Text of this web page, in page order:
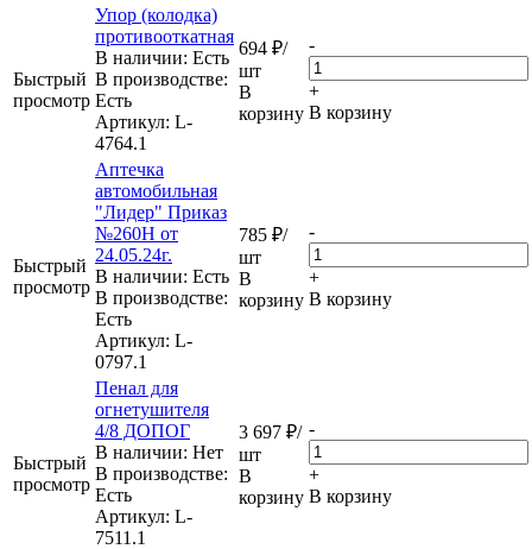
Быстрый
просмотр
Упор (колодка)
противооткатная
В наличии: Eсть
В производстве:
Есть
Артикул: L-
4764.1
694 ₽/
шт
В
корзину
-
+
В корзину
Быстрый
просмотр
Аптечка
автомобильная
"Лидер" Приказ
№260Н от
24.05.24г.
В наличии: Eсть
В производстве:
Есть
Артикул: L-
0797.1
785 ₽/
шт
В
корзину
-
+
В корзину
Быстрый
просмотр
Пенал для
огнетушителя
4/8 ДОПОГ
В наличии: Нет
В производстве:
Есть
Артикул: L-
7511.1
3 697 ₽/
шт
В
корзину
-
+
В корзину